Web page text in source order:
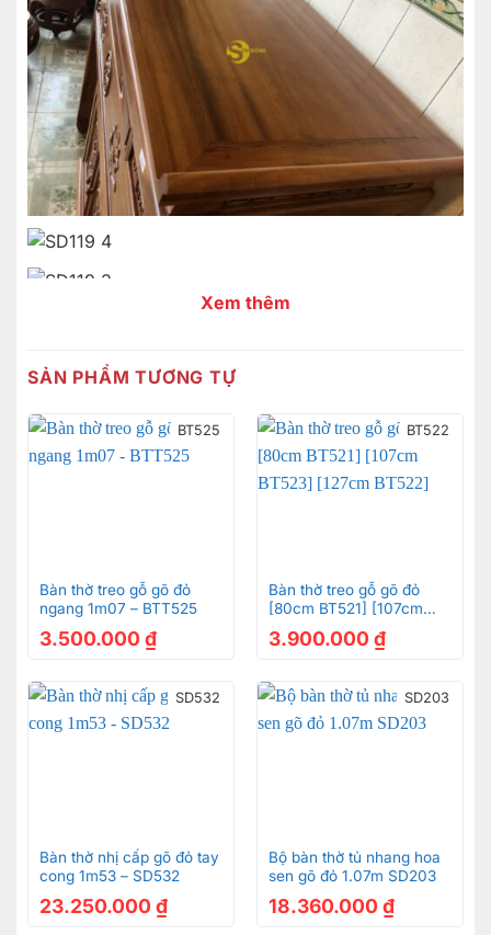
Xem thêm
SẢN PHẨM TƯƠNG TỰ
BT525
Bàn thờ treo gỗ gõ đỏ
ngang 1m07 – BTT525
3.500.000 ₫
BT522
Bàn thờ treo gỗ gõ đỏ
[80cm BT521] [107cm
3.900.000 ₫
SD532
Bàn thờ nhị cấp gõ đỏ tay
cong 1m53 – SD532
23.250.000 ₫
SD203
Bộ bàn thờ tủ nhang hoa
sen gõ đỏ 1.07m SD203
18.360.000 ₫